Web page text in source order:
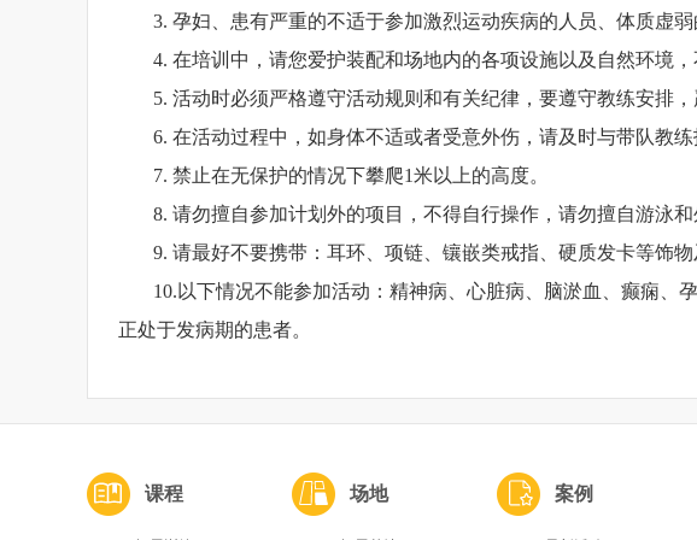
3. 孕妇、患有严重的不适于参加激烈运动疾病的人员、体质虚弱
4. 在培训中，请您爱护装配和场地内的各项设施以及自然环境，
5. 活动时必须严格遵守活动规则和有关纪律，要遵守教练安排，
6. 在活动过程中，如身体不适或者受意外伤， 请及时与带队教练
7. 禁止在无保护的情况下攀爬1米以上的高度。
8. 请勿擅自参加计划外的项目，不得自行操作，请勿擅自游泳和
9. 请最好不要携带：耳环、项链、镶嵌类戒指、硬质发卡等饰物
10. 以下情况不能参加活动： 精神病、心脏病、脑淤血、癫痫、
正处于发病期的患者。
课程 场地 案例